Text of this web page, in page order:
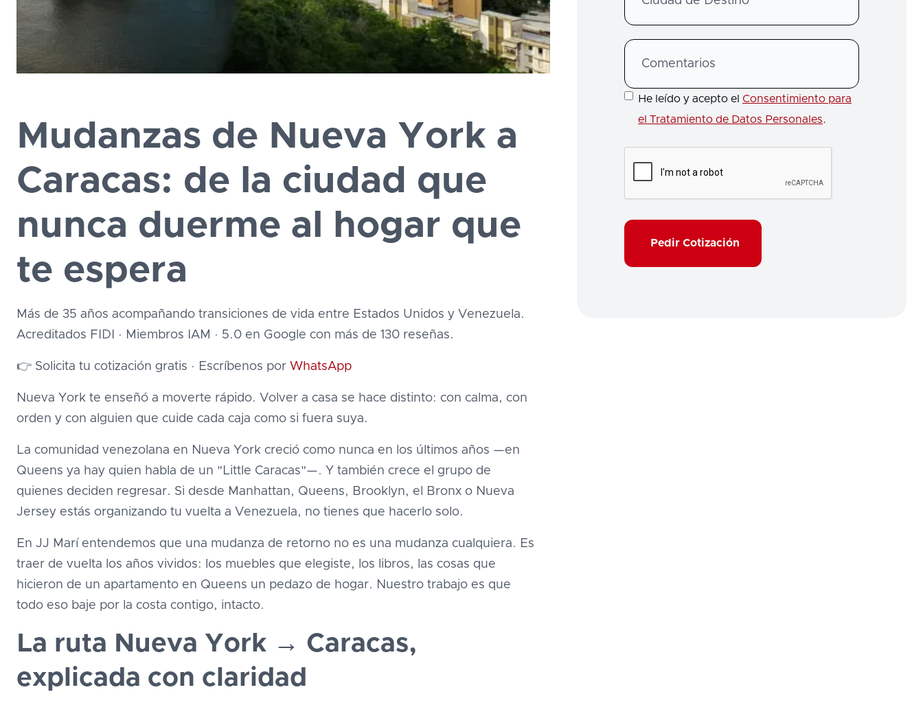
Mudanzas de Nueva York a
Caracas: de la ciudad que
nunca duerme al hogar que
te espera
Más de 35 años acompañando transiciones de vida entre Estados Unidos y Venezuela.
Acreditados FIDI · Miembros IAM · 5.0 en Google con más de 130 reseñas.
👉 Solicita tu cotización gratis · Escríbenos por WhatsApp
Nueva York te enseñó a moverte rápido. Volver a casa se hace distinto: con calma, con
orden y con alguien que cuide cada caja como si fuera suya.
La comunidad venezolana en Nueva York creció como nunca en los últimos años —en
Queens ya hay quien habla de un "Little Caracas"—. Y también crece el grupo de
quienes deciden regresar. Si desde Manhattan, Queens, Brooklyn, el Bronx o Nueva
Jersey estás organizando tu vuelta a Venezuela, no tienes que hacerlo solo.
En JJ Marí entendemos que una mudanza de retorno no es una mudanza cualquiera. Es
traer de vuelta los años vividos: los muebles que elegiste, los libros, las cosas que
hicieron de un apartamento en Queens un pedazo de hogar. Nuestro trabajo es que
todo eso baje por la costa contigo, intacto.
La ruta Nueva York → Caracas,
explicada con claridad
He leído y acepto el Consentimiento para
el Tratamiento de Datos Personales.